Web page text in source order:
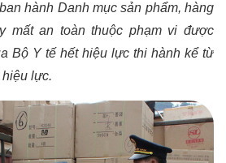
hành Danh mục sản phẩm, hàng
mất an toàn thuộc phạm vi được
Bộ Y tế hết hiệu lực thi hành kể từ
lực.